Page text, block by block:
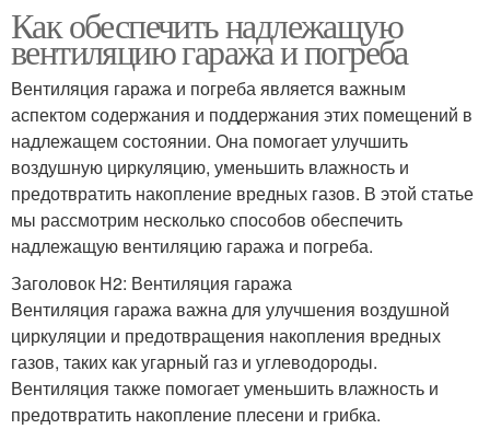
Как обеспечить надлежащую
вентиляцию гаража и погреба
Вентиляция гаража и погреба является важным
аспектом содержания и поддержания этих помещений в
надлежащем состоянии. Она помогает улучшить
воздушную циркуляцию, уменьшить влажность и
предотвратить накопление вредных газов. В этой статье
мы рассмотрим несколько способов обеспечить
надлежащую вентиляцию гаража и погреба.
Заголовок H2: Вентиляция гаража
Вентиляция гаража важна для улучшения воздушной
циркуляции и предотвращения накопления вредных
газов, таких как угарный газ и углеводороды.
Вентиляция также помогает уменьшить влажность и
предотвратить накопление плесени и грибка.